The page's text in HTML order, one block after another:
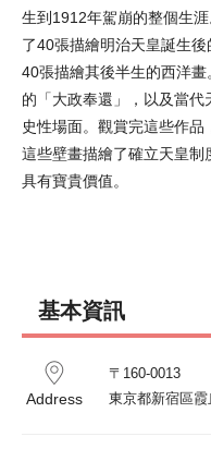
生到1912年駕崩的整個生
了40張描繪明治天皇誕生
40張描繪其後半生的西洋
的「大政奉還」，以及當
史性場面。觀賞完這些作品
這些壁畫描繪了確立天皇
具有寶貴價值。
基本資訊
Address
〒160-0013
東京都新宿區霞